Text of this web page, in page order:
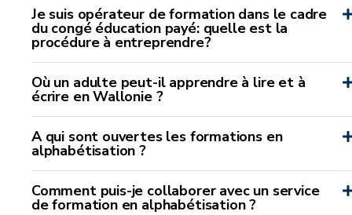
Je suis opérateur de formation dans le cadre
du congé éducation payé: quelle est la
procédure à entreprendre?
Où un adulte peut-il apprendre à lire et à
écrire en Wallonie ?
A qui sont ouvertes les formations en
alphabétisation ?
Comment puis-je collaborer avec un service
de formation en alphabétisation ?